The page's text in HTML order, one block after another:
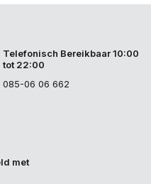
Telefonisch Bereikbaar 10:00
tot 22:00
085-06 06 662
met